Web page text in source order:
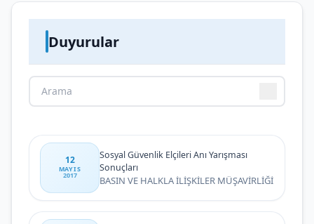
Duyurular
12
MAYIS
2017
Sosyal Güvenlik Elçileri Anı Yarışması
Sonuçları
BASIN VE HALKLA İLİŞKİLER MÜŞAVİRLİĞİ